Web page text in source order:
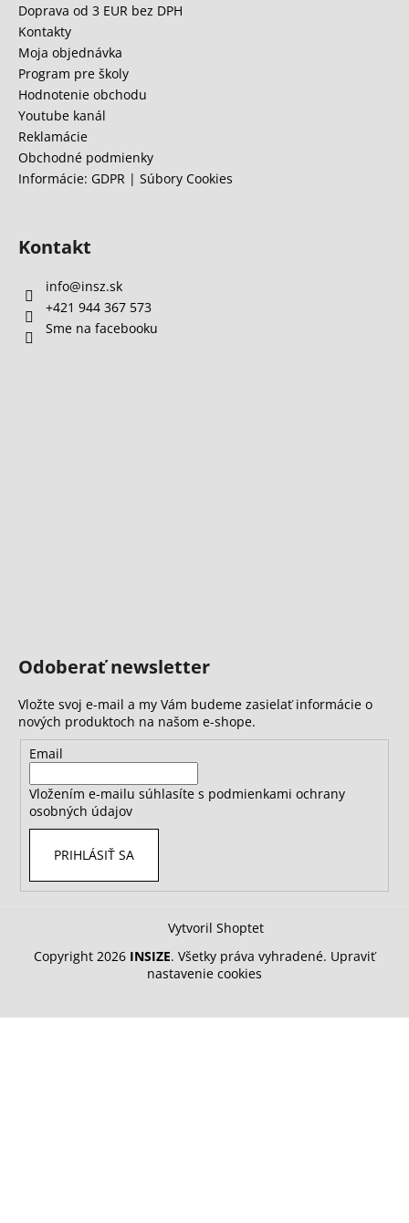
Doprava od 3 EUR bez DPH
Kontakty
Moja objednávka
Program pre školy
Hodnotenie obchodu
Youtube kanál
Reklamácie
Obchodné podmienky
Informácie: GDPR | Súbory Cookies
Kontakt
info@insz.sk
+421 944 367 573
Sme na facebooku
Odoberať newsletter
Vložte svoj e-mail a my Vám budeme zasielať informácie o
nových produktoch na našom e-shope.
Email
Vložením e-mailu súhlasíte s podmienkami ochrany
osobných údajov
PRIHLÁSIŤ SA
Vytvoril Shoptet
Copyright 2026 INSIZE. Všetky práva vyhradené. Upraviť
nastavenie cookies